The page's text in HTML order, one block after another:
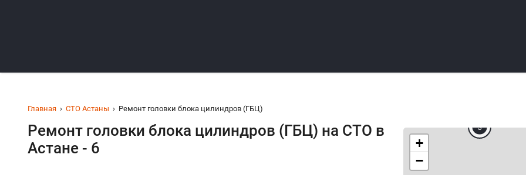
Главная СТО Астаны Ремонт головки блока цилиндров (ГБЦ)
Ремонт головки блока цилиндров (ГБЦ) на СТО в
Астане - 6
3
+
−